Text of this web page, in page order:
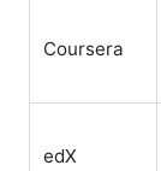
Coursera
edX